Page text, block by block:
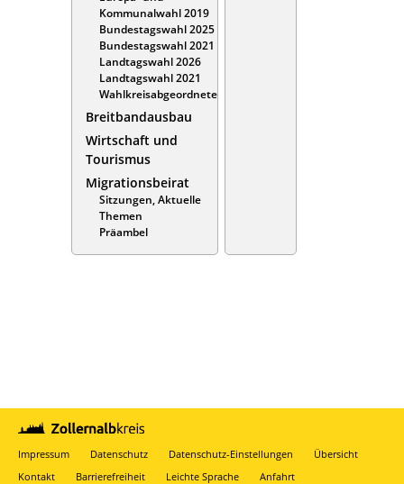
Kommunalwahl 2019
Bundestagswahl 2025
Bundestagswahl 2021
Landtagswahl 2026
Landtagswahl 2021
Wahlkreisabgeordnete
Breitbandausbau
Wirtschaft und
Tourismus
Migrationsbeirat
Sitzungen, Aktuelle
Themen
Präambel
Impressum Datenschutz Datenschutz-Einstellungen
Übersicht
Kontakt
Barrierefreiheit Leichte Sprache Anfahrt